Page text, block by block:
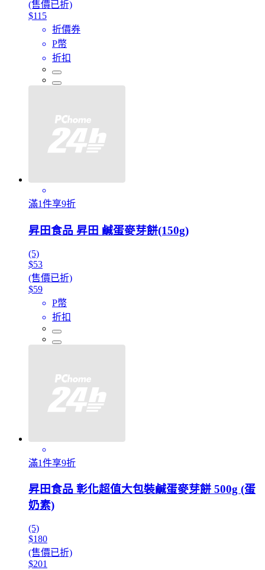
(售價已折)
$115
折價券
P幣
折扣
滿1件享9折
昇田食品 昇田 鹹蛋麥芽餅(150g)
(5)
$53
(售價已折)
$59
P幣
折扣
滿1件享9折
昇田食品 彰化超值大包裝鹹蛋麥芽餅 500g (蛋
奶素)
(5)
$180
(售價已折)
$201